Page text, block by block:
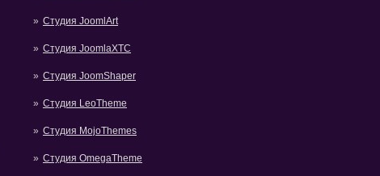
Студия JoomlArt
Студия JoomlaXTC
Студия JoomShaper
Студия LeoTheme
Студия MojoThemes
Студия OmegaTheme